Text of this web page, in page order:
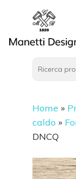
Home »
caldo »
DNCQ